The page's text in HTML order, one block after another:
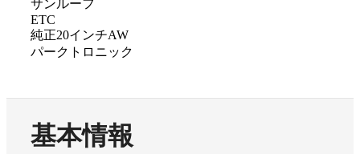
サンルーフ
ETC
純正20インチAW
パークトロニック
基本情報